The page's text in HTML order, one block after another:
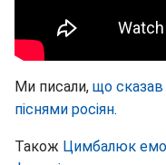
Ми писали, що сказав
піснями росіян.
Також Цимбалюк